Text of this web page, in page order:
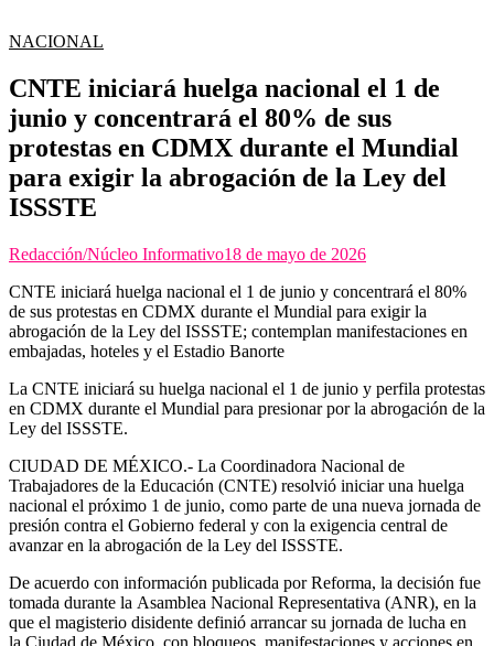
NACIONAL
CNTE iniciará huelga nacional el 1 de
junio y concentrará el 80% de sus
protestas en CDMX durante el Mundial
para exigir la abrogación de la Ley del
ISSSTE
Redacción/Núcleo Informativo18 de mayo de 2026
CNTE iniciará huelga nacional el 1 de junio y concentrará el 80%
de sus protestas en CDMX durante el Mundial para exigir la
abrogación de la Ley del ISSSTE; contemplan manifestaciones en
embajadas, hoteles y el Estadio Banorte
La CNTE iniciará su huelga nacional el 1 de junio y perfila protestas
en CDMX durante el Mundial para presionar por la abrogación de la
Ley del ISSSTE.
CIUDAD DE MÉXICO.- La Coordinadora Nacional de
Trabajadores de la Educación (CNTE) resolvió iniciar una huelga
nacional el próximo 1 de junio, como parte de una nueva jornada de
presión contra el Gobierno federal y con la exigencia central de
avanzar en la abrogación de la Ley del ISSSTE.
De acuerdo con información publicada por Reforma, la decisión fue
tomada durante la Asamblea Nacional Representativa (ANR), en la
que el magisterio disidente definió arrancar su jornada de lucha en
la Ciudad de México, con bloqueos, manifestaciones y acciones en